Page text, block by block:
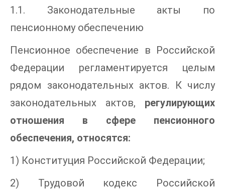
1.1. Законодательные акты по
пенсионному обеспечению
Пенсионное обеспечение в Российской
Федерации регламентируется целым
рядом законодательных актов. К числу
законодательных актов, регулирующих
отношения в сфере пенсионного
обеспечения, относятся:
1) Конституция Российской Федерации;
2) Трудовой кодекс Российской